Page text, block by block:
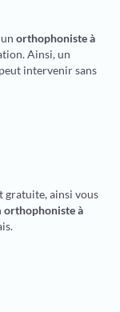
orthophoniste à
Ainsi, un
intervenir sans
gratuite, ainsi vous
orthophoniste à